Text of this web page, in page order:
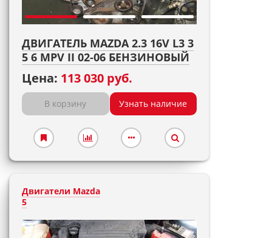
ДВИГАТЕЛЬ MAZDA 2.3 16V L3 3
5 6 MPV II 02-06 БЕНЗИНОВЫЙ
Цена: 113 030 руб.
В корзину Узнать наличие
Двигатели Mazda
5